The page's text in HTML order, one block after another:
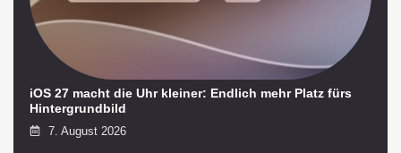
iOS 27 macht die Uhr kleiner: Endlich mehr Platz fürs
Hintergrundbild
7. August 2026